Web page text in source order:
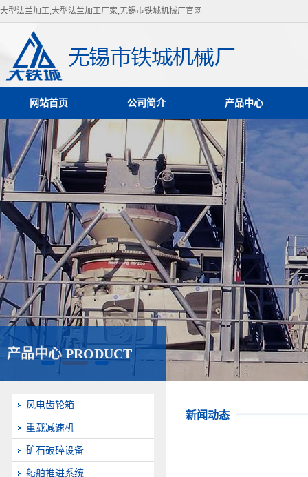
大型法兰加工,大型法兰加工厂家,无锡市铁城机械厂官网
网站首页 公司简介 产品中心
产品中心 PRODUCT
风电齿轮箱
重载减速机
矿石破碎设备
船舶推进系统
新闻动态